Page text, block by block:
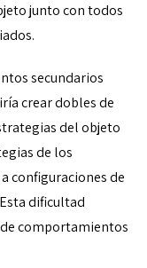
junto con todos
secundarios
crear dobles de
del objeto
de los
configuraciones de
dificultad
comportamientos